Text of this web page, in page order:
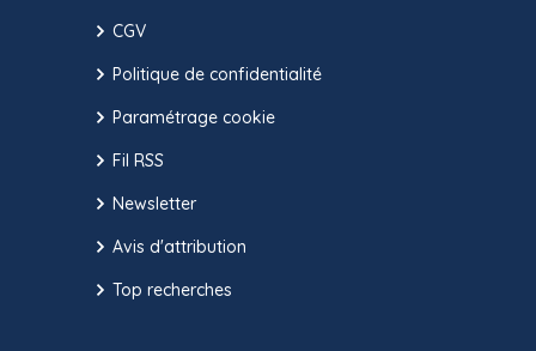
CGV
Politique de confidentialité
Paramétrage cookie
Fil RSS
Newsletter
Avis d'attribution
Top recherches